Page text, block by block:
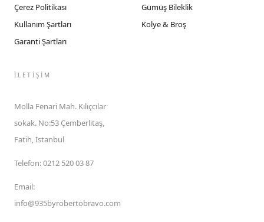
Çerez Politikası
Kullanım Şartları
Garanti Şartları
Gümüş Bileklik
Kolye & Broş
İLETIŞIM
Molla Fenari Mah. Kılıçcılar
sokak. No:53 Çemberlitaş,
Fatih, İstanbul
Telefon:0212 520 03 87
Email:
info@935byrobertobravo.com